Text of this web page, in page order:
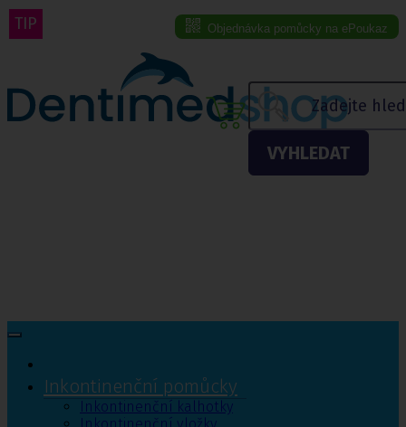
Objednávka pomůcky na ePoukaz
VYHLEDAT
Menu eshopu
Inkontinenční pomůcky
Inkontinenční kalhotky
TIP